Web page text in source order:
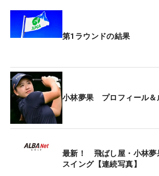
第1ラウンドの結果
小林夢果 プロフィール＆
最新！ 飛ばし屋・小林夢
スイング【連続写真】